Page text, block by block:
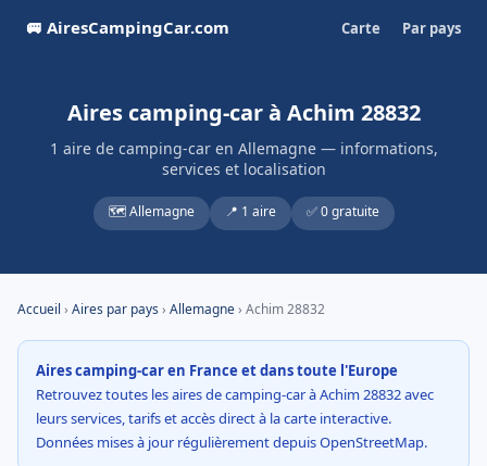
🚐 AiresCampingCar.com Carte Par pays
Aires camping-car à Achim 28832
1 aire de camping-car en Allemagne — informations,
services et localisation
🗺️ Allemagne 📍 1 aire ✅ 0 gratuite
Accueil › Aires par pays› Allemagne› Achim 28832
Aires camping-car en France et dans toute l'Europe
Retrouvez toutes les aires de camping-car à Achim 28832 avec
leurs services, tarifs et accès direct à la carte interactive.
Données mises à jour régulièrement depuis OpenStreetMap.